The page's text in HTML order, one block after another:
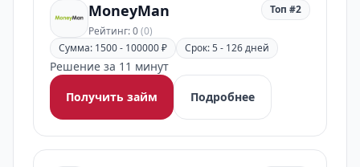
MoneyMan
Рейтинг: 0(0)
Топ #2
Сумма: 1500 - 100000 ₽ Срок: 5 - 126 дней
Решение за 11 минут
Получить займ
Подробнее